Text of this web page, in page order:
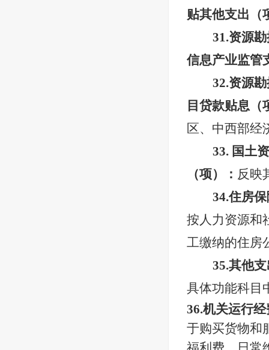
贴其他支出（
31.资源
信息产业监管
32.资源
目贷款贴息（
区、中西部经
33. 国土
（项）： 反映
34.住房
按人力资源和
工缴纳的住房
35.其他
具体功能科目
36.机关运行
于购买货物和